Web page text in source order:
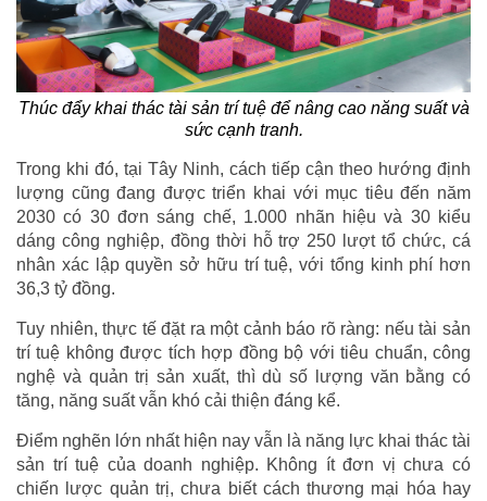
Thúc đẩy khai thác tài sản trí tuệ để nâng cao năng suất và
sức cạnh tranh.
Trong khi đó, tại Tây Ninh, cách tiếp cận theo hướng định
lượng cũng đang được triển khai với mục tiêu đến năm
2030 có 30 đơn sáng chế, 1.000 nhãn hiệu và 30 kiểu
dáng công nghiệp, đồng thời hỗ trợ 250 lượt tổ chức, cá
nhân xác lập quyền sở hữu trí tuệ, với tổng kinh phí hơn
36,3 tỷ đồng.
Tuy nhiên, thực tế đặt ra một cảnh báo rõ ràng: nếu tài sản
trí tuệ không được tích hợp đồng bộ với tiêu chuẩn, công
nghệ và quản trị sản xuất, thì dù số lượng văn bằng có
tăng, năng suất vẫn khó cải thiện đáng kể.
Điểm nghẽn lớn nhất hiện nay vẫn là năng lực khai thác tài
sản trí tuệ của doanh nghiệp. Không ít đơn vị chưa có
chiến lược quản trị, chưa biết cách thương mại hóa hay